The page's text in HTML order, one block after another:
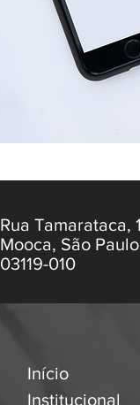
Rua Tamarataca,
Mooca, São
03119-010
Início
Institucional